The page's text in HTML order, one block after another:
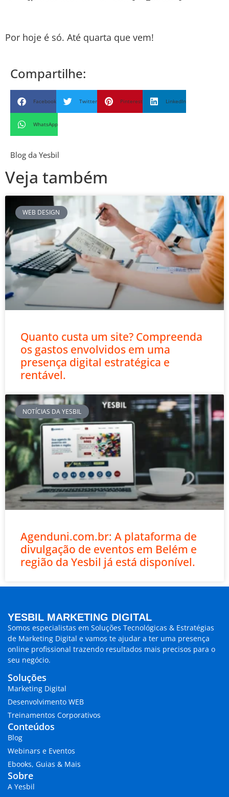
Por hoje é só. Até quarta que vem!
Compartilhe:
Facebook Twitter Pinterest LinkedIn
WhatsApp
Blog da Yesbil
Veja também
WEB DESIGN
Quanto custa um site? Compreenda
os gastos envolvidos em uma
presença digital estratégica e
rentável.
NOTÍCIAS DA YESBIL
Agenduni.com.br: A plataforma de
divulgação de eventos em Belém e
região da Yesbil já está disponível.
YESBIL MARKETING DIGITAL
Somos especialistas em Soluções Tecnológicas & Estratégias
de Marketing Digital e vamos te ajudar a ter uma presença
online profissional trazendo resultados mais precisos para o
seu negócio.
Soluções
Marketing Digital
Desenvolvimento WEB
Treinamentos Corporativos
Conteúdos
Blog
Webinars e Eventos
Ebooks, Guias & Mais
Sobre
A Yesbil